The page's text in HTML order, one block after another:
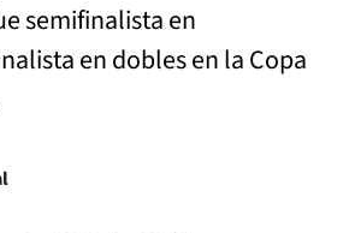
semifinalista en
en dobles en la Copa